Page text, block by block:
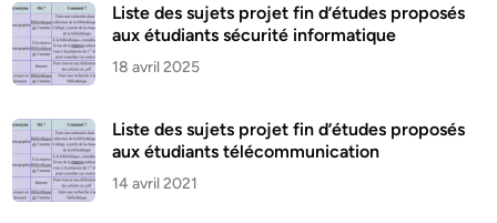
Liste des sujets projet fin d’études proposés
aux étudiants sécurité informatique
18 avril 2025
Liste des sujets projet fin d’études proposés
aux étudiants télécommunication
14 avril 2021